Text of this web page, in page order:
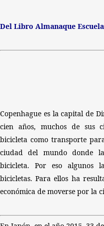
Del Libro Almanaque
Copenhague es la capital de
cien años, muchos de sus
bicicleta como transporte
ciudad del mundo donde
bicicleta. Por eso algunos
bicicletas. Para ellos ha
económica de moverse por la